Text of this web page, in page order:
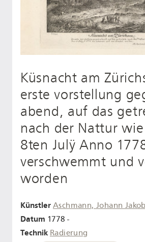
Küsnacht am
erste vorstellung
abend, auf das
nach der Nattur
8ten Julÿ Anno
verschwemmt und
worden
Künstler Aschmann, Johann Jakob
Datum 1778 -
Technik Radierung